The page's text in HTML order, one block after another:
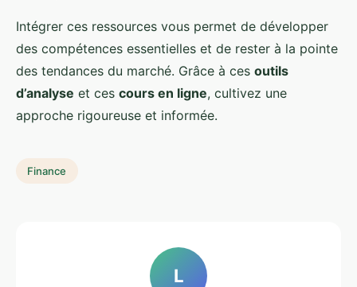
Intégrer ces ressources vous permet de développer
des compétences essentielles et de rester à la pointe
des tendances du marché. Grâce à ces outils
d’analyse et ces cours en ligne, cultivez une
approche rigoureuse et informée.
Finance
L